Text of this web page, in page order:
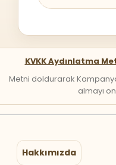
KVKK Aydınlatma
Metni doldurarak
almayı
Hakkımızda